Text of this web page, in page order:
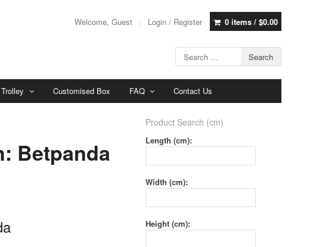
Welcome, Guest Login / Register 0 items / $0.00
Trolley Customised Box FAQ Contact Us
Betpanda
Product Search (cm)
Length (cm):
Width (cm):
Height (cm):